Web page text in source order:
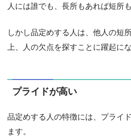
人には誰でも、長所もあれば短所
しかし品定めする人は、他人の短
上、人の欠点を探すことに躍起に
プライドが高い
品定めする人の特徴には、プライ
ます。